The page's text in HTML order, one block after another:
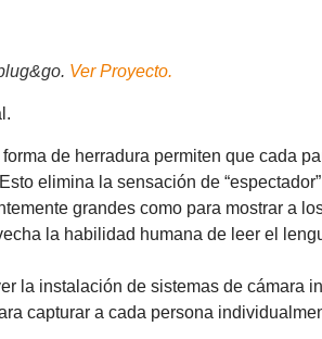
Ver Proyecto.
de herradura permiten que cada
elimina la sensación de
grandes como para mostrar a
la habilidad humana de leer el
la instalación de sistemas de cámara
capturar a cada persona